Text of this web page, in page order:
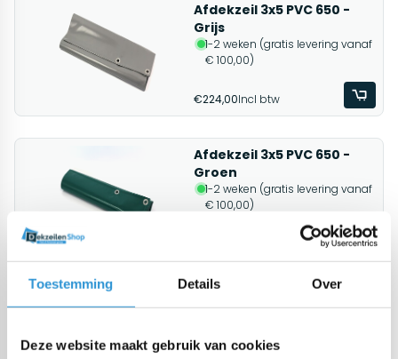
Toestemming Details Over
Deze website maakt gebruik van cookies
Afdekzeil 3x5 PVC 650 -
Grijs
1-2 weken (gratis levering vanaf
€ 100,00)
€224,00Incl btw
Afdekzeil 3x5 PVC 650 -
Groen
1-2 weken (gratis levering vanaf
€ 100,00)
€ 100,00)